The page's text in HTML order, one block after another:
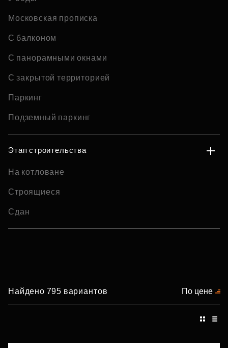
Московская прописка
С балконом
С панорамными окнами
С закрытой территорией
Паркинг
Подземный паркинг
Этап строительства
На котловане
Строящиеся
Сдан
Найдено 795 вариантов По цене